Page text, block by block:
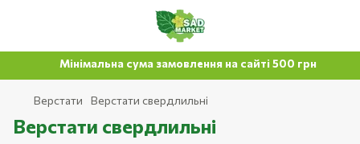
Мінімальна сума замовлення на сайті 500 грн
Верстати Верстати свердлильні
Верстати свердлильні